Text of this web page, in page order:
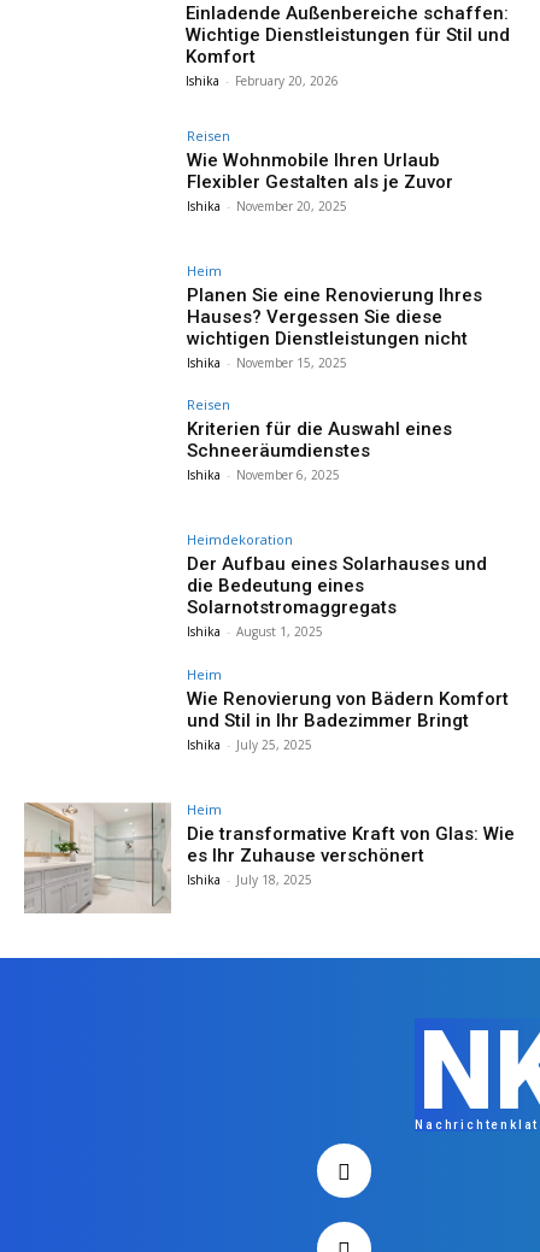
Einladende Außenbereiche schaffen:
Wichtige Dienstleistungen für Stil und
Komfort
Ishika - February 20, 2026
Reisen
Wie Wohnmobile Ihren Urlaub
Flexibler Gestalten als je Zuvor
Ishika - November 20, 2025
Heim
Planen Sie eine Renovierung Ihres
Hauses? Vergessen Sie diese
wichtigen Dienstleistungen nicht
Ishika - November 15, 2025
Reisen
Kriterien für die Auswahl eines
Schneeräumdienstes
Ishika - November 6, 2025
Heimdekoration
Der Aufbau eines Solarhauses und
die Bedeutung eines
Solarnotstromaggregats
Ishika - August 1, 2025
Heim
Wie Renovierung von Bädern Komfort
und Stil in Ihr Badezimmer Bringt
Ishika - July 25, 2025
Heim
Die transformative Kraft von Glas: Wie
es Ihr Zuhause verschönert
Ishika - July 18, 2025